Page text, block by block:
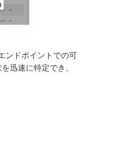
ンドポイントでの可
迅速に特定でき、